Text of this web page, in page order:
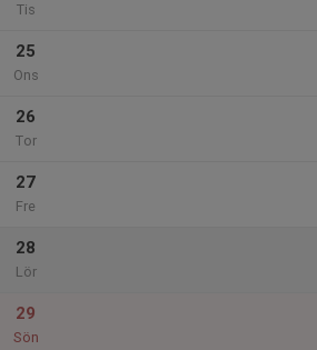
Tis
25
Ons
26
Tor
27
Fre
28
Lör
29
Sön